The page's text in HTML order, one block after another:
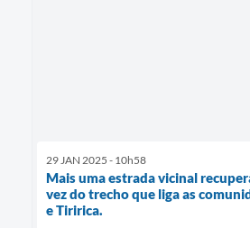
29 JAN 2025 - 10h58
Mais uma estrada vicinal
vez do trecho que liga as
e Tiririca.